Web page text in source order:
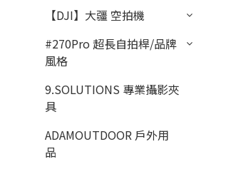
【DJI】大疆 空拍機
#270Pro 超長自拍桿/品牌
風格
9.SOLUTIONS 專業攝影夾
具
ADAMOUTDOOR 戶外用
品